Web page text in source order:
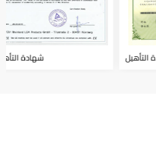
شهادة التأهيل